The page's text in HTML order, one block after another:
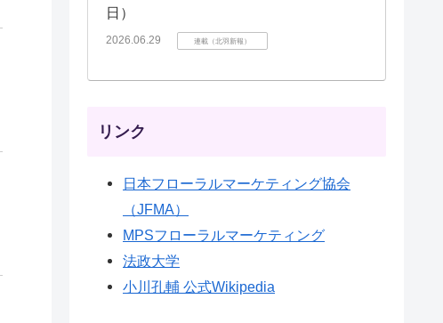
日）
2026.06.29 連載（北羽新報）
リンク
日本フローラルマーケティング協会
（JFMA）
MPSフローラルマーケティング
法政大学
小川孔輔 公式Wikipedia